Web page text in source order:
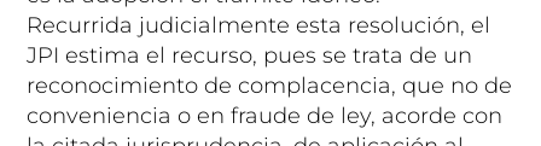
Recurrida judicialmente esta resolución, el
JPI estima el recurso, pues se trata de un
reconocimiento de complacencia, que no de
conveniencia o en fraude de ley, acorde con